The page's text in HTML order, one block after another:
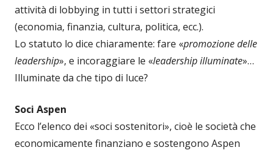
attività di lobbying in tutti i settori strategici
(economia, finanzia, cultura, politica, ecc.).
Lo statuto lo dice chiaramente: fare «promozione delle
leadership», e incoraggiare le «leadership illuminate»…
Illuminate da che tipo di luce?
Soci Aspen
Ecco l’elenco dei «soci sostenitori», cioè le società che
economicamente finanziano e sostengono Aspen